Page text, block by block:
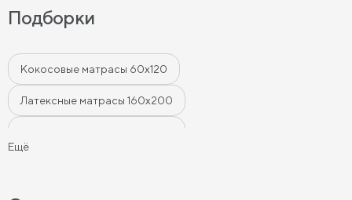
Подборки
Кокосовые матрасы 60х120
Латексные матрасы 160х200
Ещё